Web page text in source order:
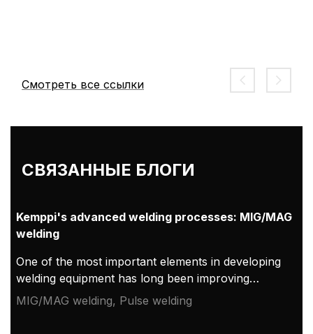
Смотреть все ссылки
СВЯЗАННЫЕ БЛОГИ
Kemppi's advanced welding processes: MIG/MAG
welding
One of the most important elements in developing
welding equipment has long been improving
welding processes and creating new process
variations. Modern measurement and arc control
MIG/MAG welding, Pulse welding